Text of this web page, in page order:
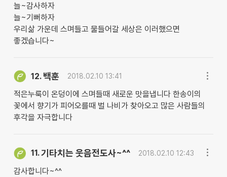
늘~감사하자
늘~기뻐하자
우리삶 가운데 스며들고 물들어갈 세상은 이러했으면
좋겠습니다~
12. 백훈 2018.02.10 13:41
적은누룩이 온덩이에 스며들때 새로운 맛을냅니다 한송이의
꽃에서 향기가 피어오를때 벌 나비가 찾아오고 많은 사람들의
후각을 자극합니다
11.기타치는 웃음전도사~^^ 2018.02.10 12:43
감사합니다~^^